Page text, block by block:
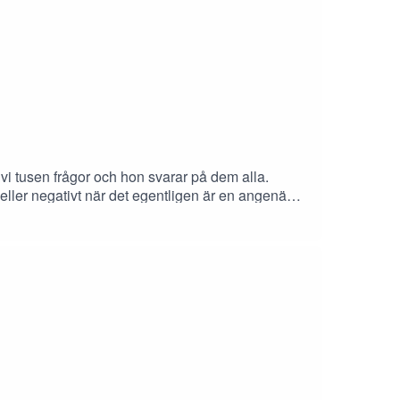
tusen frågor och hon svarar på dem alla.
negativt när det egentligen är en angenäm
som Marika. Deepthroat för henne är som
och Emilia BlomKlipp och mix:
Eftersnacksgruppen på FacebookGillar
en Podcast grundad av Rebecca Tiger och